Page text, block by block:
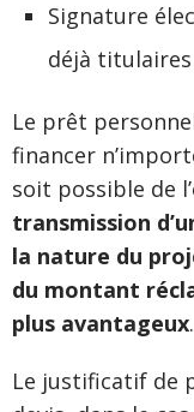
Signature
déjà
Le prêt
financer
soit possible de
transmission
la nature du
du montant
plus avantageux.
Le justificatif de